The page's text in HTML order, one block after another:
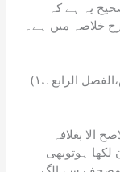
یہ ہے کہ
خلاصہ میں ہے۔
(۱؎ الفتاوی الہندیۃ کتاب الطہارۃ،الباب السادس،الفصل الرابع
الا بغلافہ
لکھا ہوتوبھی